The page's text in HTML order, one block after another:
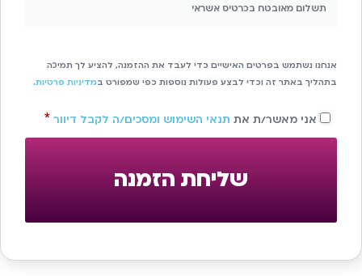
תשלום מאובטח בכרטיס אשראי
אנחנו נשתמש בפרטים האישיים כדי לעבד את ההזמנה, להציע לך תמיכה
בתהליך באתר זה וכדי לבצע פעולות נוספות כפי שמפורט במדיניות פרטיות.
אני מאשר/ת את תנאי השימוש ומסכים/ה לקבל דיוור *
שליחת הזמנה